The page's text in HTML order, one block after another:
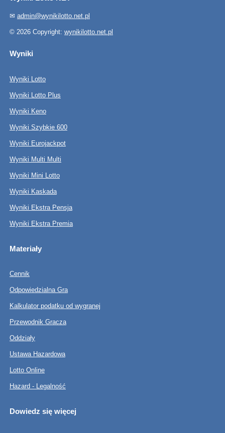
✉ admin@wynikilotto.net.pl
© 2026 Copyright: wynikilotto.net.pl
Wyniki
Wyniki Lotto
Wyniki Lotto Plus
Wyniki Keno
Wyniki Szybkie 600
Wyniki Eurojackpot
Wyniki Multi Multi
Wyniki Mini Lotto
Wyniki Kaskada
Wyniki Ekstra Pensja
Wyniki Ekstra Premia
Materiały
Cennik
Odpowiedzialna Gra
Kalkulator podatku od wygranej
Przewodnik Gracza
Oddziały
Ustawa Hazardowa
Lotto Online
Hazard - Legalność
Dowiedz się więcej